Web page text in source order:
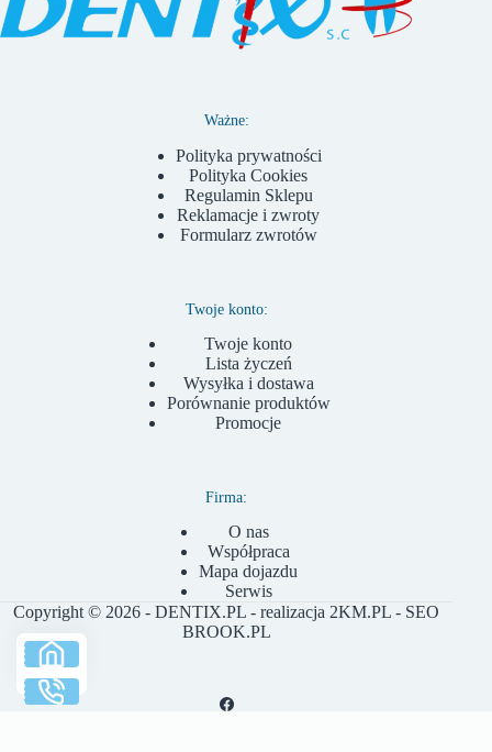
Ważne:
Polityka prywatności
Polityka Cookies
Regulamin Sklepu
Reklamacje i zwroty
Formularz zwrotów
Twoje konto:
Twoje konto
Lista życzeń
Wysyłka i dostawa
Porównanie produktów
Promocje
Firma:
O nas
Współpraca
Mapa dojazdu
Serwis
Copyright © 2026 - DENTIX.PL - realizacja 2KM.PL - SEO
BROOK.PL